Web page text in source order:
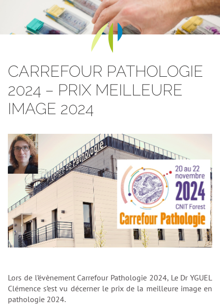
Skip to content
CARREFOUR PATHOLOGIE
2024 – PRIX MEILLEURE
IMAGE 2024
Lors de l’évènement Carrefour Pathologie 2024, Le Dr YGUEL
Clémence s’est vu décerner le prix de la meilleure image en
pathologie 2024.